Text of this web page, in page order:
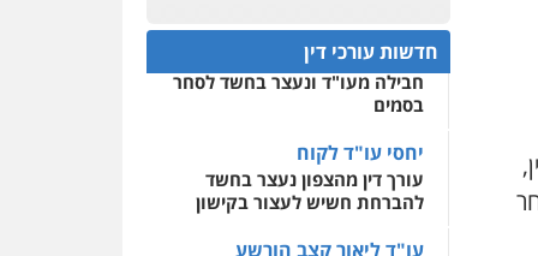
ומעצרים סייבר ניהול
משברים פליליים
0506355388
עו"ד דרוויש נאשף
פלילי פשיעה חמורה
אדם
0522508109
אחסון אתרים
לעורכי דין
אסירים עבירות מין
חדשות עורכי דין
חפץ חשוד
עצור בתיק ניסיון רצח קיבל
חבילה מעו"ד ונעצר בחשד לסחר
בסמים
יחסי עו"ד לקוח
עורך דין מהצפון נעצר בחשד
להברחת חשיש לעצור בקישון
עו"ד ליאור קצב הורשע